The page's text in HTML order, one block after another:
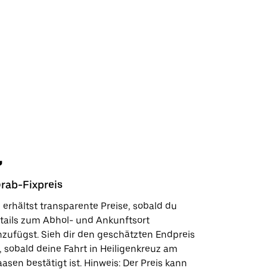
Fixpreis
erhältst transparente Preise, sobald du
zum Abhol- und Ankunftsort
Sieh dir den geschätzten Endpreis
sobald deine Fahrt in Heiligenkreuz am
bestätigt ist. Hinweis: Der Preis kann